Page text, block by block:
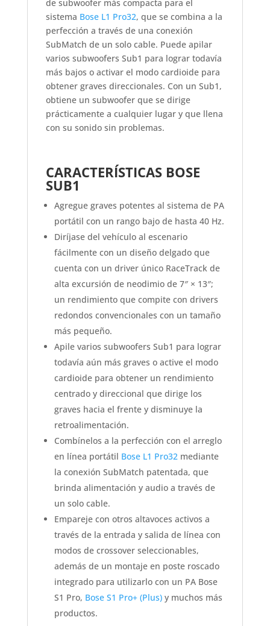
de subwoofer más compacta para el
sistema Bose L1 Pro32, que se combina a la
perfección a través de una conexión
SubMatch de un solo cable. Puede apilar
varios subwoofers Sub1 para lograr todavía
más bajos o activar el modo cardioide para
obtener graves direccionales. Con un Sub1,
obtiene un subwoofer que se dirige
prácticamente a cualquier lugar y que llena
con su sonido sin problemas.
CARACTERÍSTICAS BOSE
SUB1
Agregue graves potentes al sistema de PA
portátil con un rango bajo de hasta 40 Hz.
Diríjase del vehículo al escenario
fácilmente con un diseño delgado que
cuenta con un driver único RaceTrack de
alta excursión de neodimio de 7″ × 13″;
un rendimiento que compite con drivers
redondos convencionales con un tamaño
más pequeño.
Apile varios subwoofers Sub1 para lograr
todavía aún más graves o active el modo
cardioide para obtener un rendimiento
centrado y direccional que dirige los
graves hacia el frente y disminuye la
retroalimentación.
Combínelos a la perfección con el arreglo
en línea portátil Bose L1 Pro32mediante
la conexión SubMatch patentada, que
brinda alimentación y audio a través de
un solo cable.
Empareje con otros altavoces activos a
través de la entrada y salida de línea con
modos de crossover seleccionables,
además de un montaje en poste roscado
integrado para utilizarlo con un PA Bose
S1 Pro, Bose S1 Pro+ (Plus)y muchos más
productos.